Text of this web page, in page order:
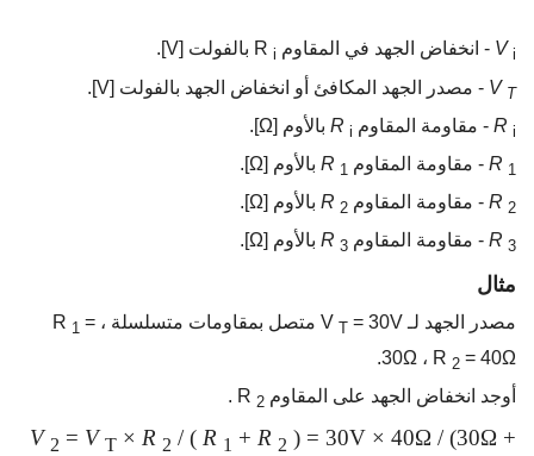
V- انخفاض الجهد في المقاوم Ri
بالفولت [V].
V- مصدر الجهد المكافئ أو انخفاض الجهد بالفولت [V].
R - مقاومة المقاومRi
بالأوم [Ω].
R - مقاومة المقاوم R 1
بالأوم [Ω].
R - مقاومة المقاوم R 2
بالأوم [Ω].
R - مقاومة المقاوم R 3 بالأوم [Ω].
مثال
مصدر الجهد لـ V T= 30V متصل بمقاومات متسلسلة ، R 1=
30Ω ، R 2= 40Ω.
أوجد انخفاض الجهد على المقاوم R2
.
V 2=V T× R 2 / ( R 1+ R 2 ) = 30V × 40Ω / (30Ω +